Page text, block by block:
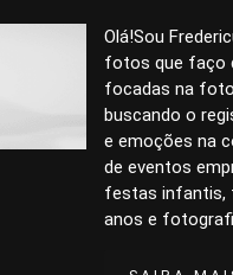
Olá!Sou
fotos que faço
focadas na
buscando o
e emoções na
de eventos
festas infantis,
anos e